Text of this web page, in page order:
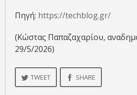
Πηγή: https://techblog.gr/
(Κώστας Παπαζαχαρίου,
29/5/2026)
TWEET SHARE